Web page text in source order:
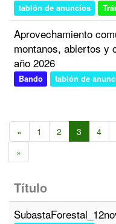
tablón de anuncios
Aprovechamiento
montanos, abiertos y
año 2026
Bando tablón de
« 1 2 3 4
»
Título